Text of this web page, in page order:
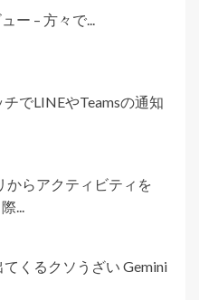
ー – 方々で...
でLINEやTeamsの通知
からアクティビティを
...
くるクソうざい Gemini